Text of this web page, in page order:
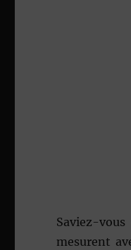
Saviez-
mesurent